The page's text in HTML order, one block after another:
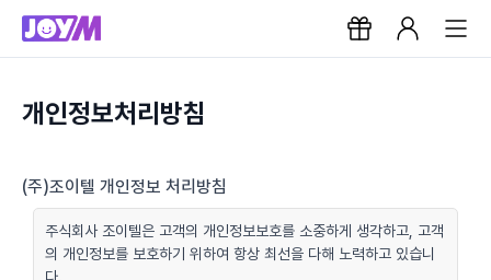
개인정보처리방침
(주)조이텔 개인정보 처리방침
주식회사 조이텔은 고객의 개인정보보호를 소중하게 생각하고, 고객
의 개인정보를 보호하기 위하여 항상 최선을 다해 노력하고 있습니